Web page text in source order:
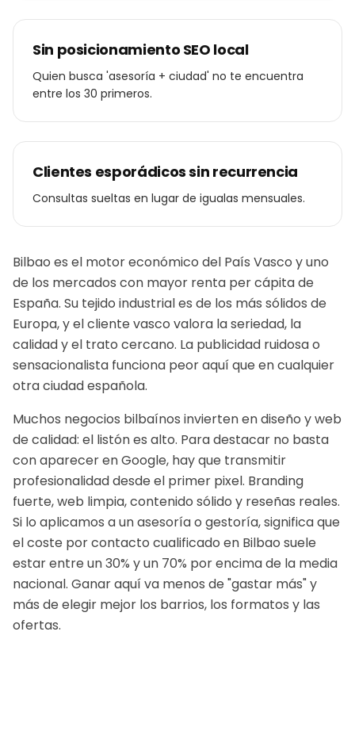
Sin posicionamiento SEO local
Quien busca 'asesoría + ciudad' no te encuentra
entre los 30 primeros.
Clientes esporádicos sin recurrencia
Consultas sueltas en lugar de igualas mensuales.
Bilbao es el motor económico del País Vasco y uno
de los mercados con mayor renta per cápita de
España. Su tejido industrial es de los más sólidos de
Europa, y el cliente vasco valora la seriedad, la
calidad y el trato cercano. La publicidad ruidosa o
sensacionalista funciona peor aquí que en cualquier
otra ciudad española.
Muchos negocios bilbaínos invierten en diseño y web
de calidad: el listón es alto. Para destacar no basta
con aparecer en Google, hay que transmitir
profesionalidad desde el primer pixel. Branding
fuerte, web limpia, contenido sólido y reseñas reales.
Si lo aplicamos a unasesoría o gestoría, significa que
el coste por contacto cualificado en Bilbao suele
estar entre un 30% y un 70% por encima de la media
nacional. Ganar aquí va menos de "gastar más" y
más de elegir mejor los barrios, los formatos y las
ofertas.